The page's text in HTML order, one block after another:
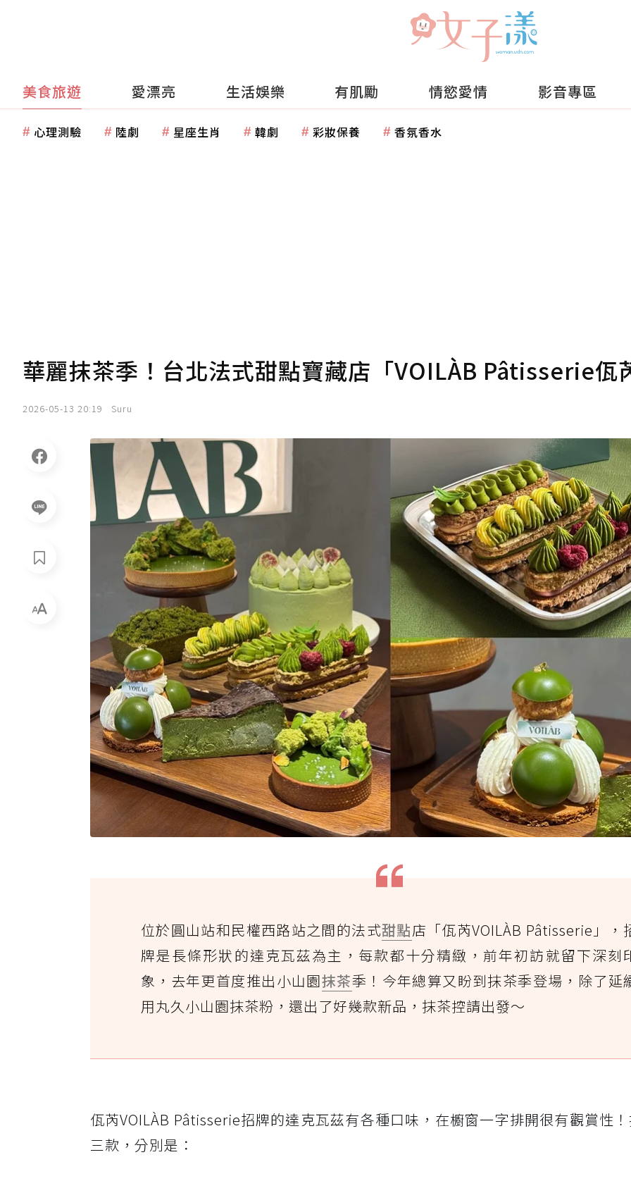
美食旅遊 愛漂亮 生活娛樂 有肌勵 情慾愛情 影音專區
心理測驗 陸劇 星座生肖 韓劇 彩妝保養 香氛香水
華麗抹茶季！台北法式甜點寶藏店「VOILÀB Pâtisserie佤
2026-05-13 20:19 Suru
位於圓山站和民權西路站之間的法式甜點店「佤芮VOILÀB Pâtisserie」，
牌是長條形狀的達克瓦茲為主，每款都十分精緻，前年初訪就留下深刻
象，去年更首度推出小山園抹茶季！今年總算又盼到抹茶季登場，除了延
用丸久小山園抹茶粉，還出了好幾款新品，抹茶控請出發～
佤芮VOILÀB Pâtisserie招牌的達克瓦茲有各種口味，在櫥窗一字排開很有觀賞性
三款，分別是：